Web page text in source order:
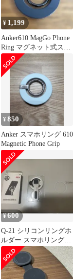
¥ 1,199
Anker610 MagGo Phone
Ring マグネット式スマ
ホリング
¥850
Anker スマホリング 610
Magnetic Phone Grip
¥600
Q-21 シリコンリングホ
ルダー スマホリング
magsafe スマホスタンド